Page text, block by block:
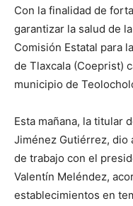
Con la finalidad de
garantizar la salud de
Comisión Estatal para
de Tlaxcala (Coeprist)
municipio de
Esta mañana, la titular
Jiménez Gutiérrez, dio
de trabajo con el
Valentín Meléndez,
establecimientos en